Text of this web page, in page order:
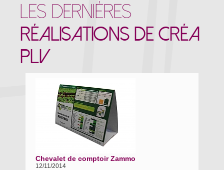
LES DERNIÈRES
RÉALISATIONS DE CRÉA
PLV
Chevalet de comptoir Zammo
12/11/2014